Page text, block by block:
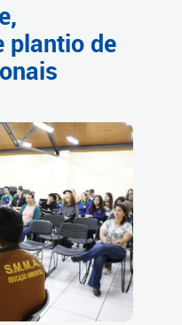
plantio de